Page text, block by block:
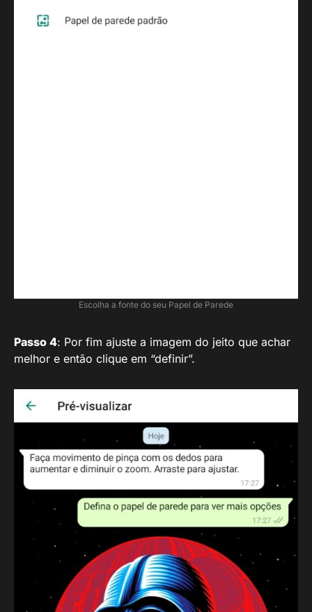
Escolha a fonte do seu Papel de Parede
Passo 4: Por fim ajuste a imagem do jeito que achar
melhor e então clique em “definir”.